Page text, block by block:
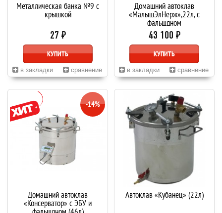
Металлическая банка №9 с
крышкой
27 ₽
КУПИТЬ
в закладки сравнение
Домашний автоклав
«МалышЭлНерж»,22л, с
фальшдном
43 100 ₽
КУПИТЬ
в закладки сравнение
Домашний автоклав
«Консерватор» с ЭБУ и
-14%
Автоклав «Кубанец» (22л)